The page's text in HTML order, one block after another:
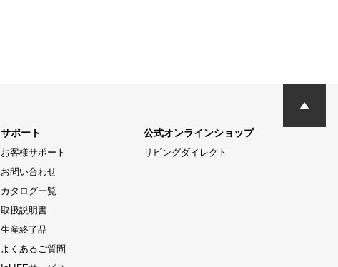
サポート
お客様サポート
お問い合わせ
カタログ一覧
取扱説明書
生産終了品
よくあるご質問
公式オンラインショップ
リビングダイレクト